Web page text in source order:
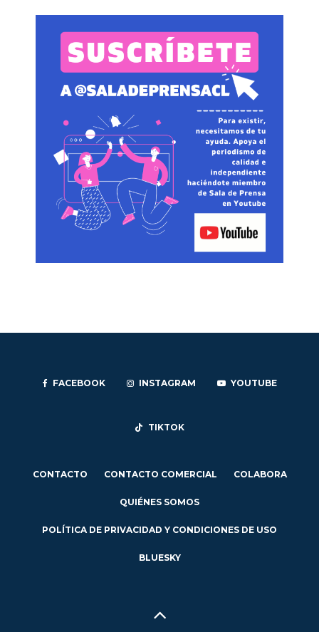
FACEBOOK INSTAGRAM YOUTUBE
TIKTOK
CONTACTO CONTACTO COMERCIAL COLABORA
QUIÉNES SOMOS
POLÍTICA DE PRIVACIDAD Y CONDICIONES DE USO
BLUESKY